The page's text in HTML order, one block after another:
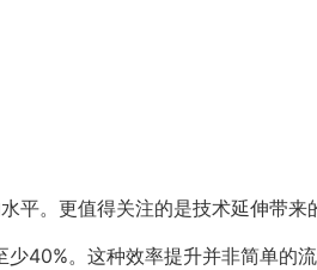
平。更值得关注的是技术延伸带来
40%。这种效率提升并非简单的